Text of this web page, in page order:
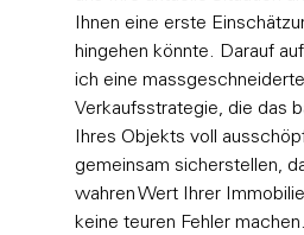
Ihnen eine erste
hingehen könnte. Darauf
ich eine massgeschneiderte
Verkaufsstrategie, die das
Ihres Objekts voll
gemeinsam sicherstellen,
wahren Wert Ihrer
keine teuren Fehler machen.